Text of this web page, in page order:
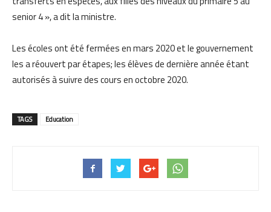
senior 4», adit laministre.
Les écoles ont été fermées en mars 2020 et le gouvernement
lesaréouvertpar étapes;les élèves de dernière année étant
autorisés à suivre des cours en octobre 2020.
TAGS Education